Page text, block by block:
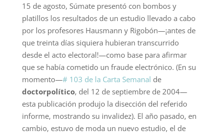
15 de agosto, Súmate presentó con bombos y
platillos los resultados de un estudio llevado a cabo
por los profesores Hausmann y Rigobón—¡antes de
que treinta días siquiera hubieran transcurrido
desde el acto electoral!—como base para afirmar
que se había cometido un fraude electrónico. (En su
momento—# 103 de la Carta Semanal de
doctorpolítico, del 12 de septiembre de 2004—
esta publicación produjo la disección del referido
informe, mostrando su invalidez). El año pasado, en
cambio, estuvo de moda un nuevo estudio, el de